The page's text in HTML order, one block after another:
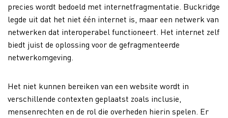
precies wordt bedoeld met internetfragmentatie. Buckridge
legde uit dat het niet één internet is, maar een netwerk van
netwerken dat interoperabel functioneert. Het internet zelf
biedt juist de oplossing voor de gefragmenteerde
netwerkomgeving.
Het niet kunnen bereiken van een website wordt in
verschillende contexten geplaatst zoals inclusie,
mensenrechten en de rol die overheden hierin spelen. Er